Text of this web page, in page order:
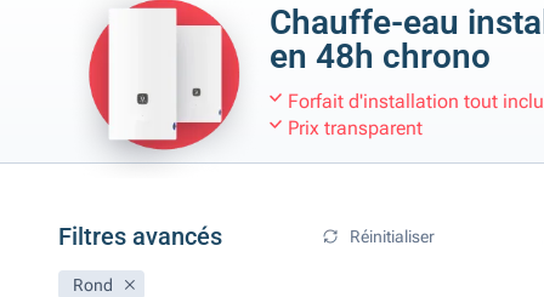
Chauffe-eau
en 48h chrono
Forfait d'installation tout
Prix transparent
Filtres avancés Réinitialiser
Rond